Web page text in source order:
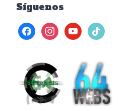
Síguenos
facebookinstagramyoutubetiktok